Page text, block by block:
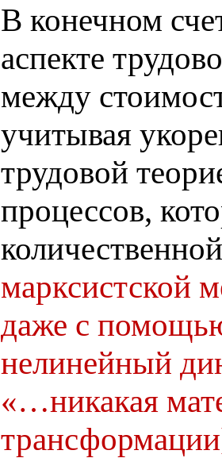
В конечном
аспекте
между
учитывая
трудовой
процессов,
марксистской
даже с
нелинейный
«…никакая